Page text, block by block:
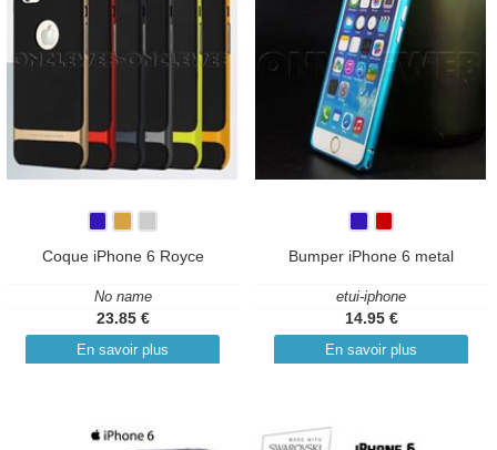
Coque iPhone 6 Royce
No name
23.85 €
En savoir plus
Bumper iPhone 6 metal
etui-iphone
14.95 €
En savoir plus